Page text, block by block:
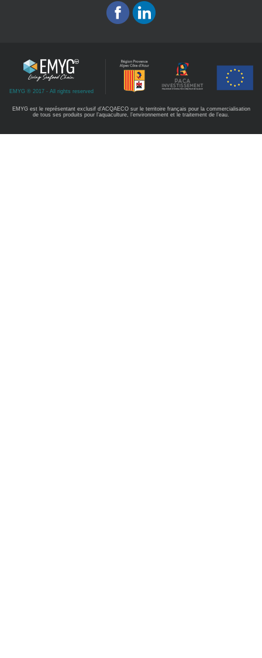
EMYG ® 2017 - All rights reserved
EMYG est le représentant exclusif d’ACQAECO sur le territoire français pour la commercialisation
de tous ses produits pour l’aquaculture, l’environnement et le traitement de l’eau.